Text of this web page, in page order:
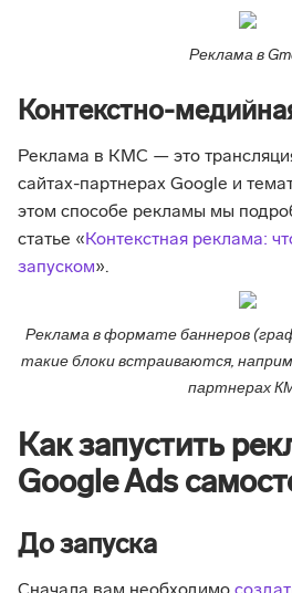
Реклама в
Контекстно-
Реклама в КМС — это
сайтах-партнерах Google и
этом способе рекламы мы
статье «Контекстная реклама:
запуском».
Реклама в формате баннеров
такие блоки встраиваются,
партнерах
Как запустить
Google Ads
До запуска